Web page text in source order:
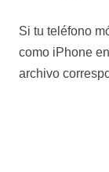
Si tu teléfono
como iPhone
archivo